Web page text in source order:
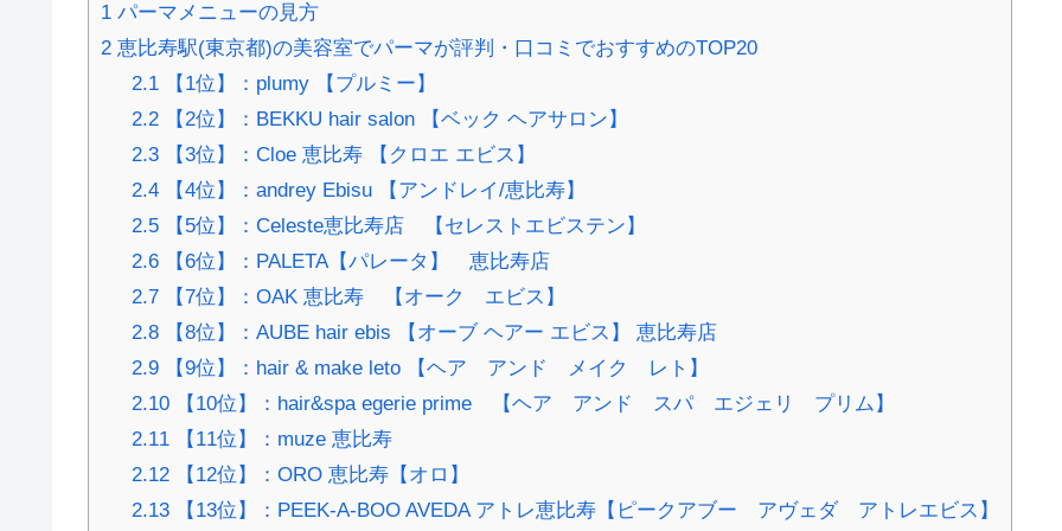
1 パーマメニューの見方
2 恵比寿駅(東京都)の美容室でパーマが評判・口コミでおすすめのTOP20
2.1【1位】：plumy 【プルミー】
2.2【2位】：BEKKU hair salon 【ベック ヘアサロン】
2.3【3位】：Cloe 恵比寿 【クロエ エビス】
2.4【4位】：andrey Ebisu 【アンドレイ/恵比寿】
2.5【5位】：Celeste恵比寿店 【セレストエビステン】
2.6【6位】：PALETA【パレータ】 恵比寿店
2.7【7位】：OAK 恵比寿 【オーク エビス】
2.8【8位】：AUBE hair ebis 【オーブ ヘアー エビス】 恵比寿店
2.9【9位】：hair & make leto 【ヘア アンド メイク レト】
2.10【10位】：hair&spa egerie prime 【ヘア アンド スパ エジェリ プリム】
2.11【11位】：muze 恵比寿
2.12【12位】：ORO 恵比寿【オロ】
2.13【13位】：PEEK-A-BOO AVEDA アトレ恵比寿【ピークアブー アヴェダ アトレエビス】